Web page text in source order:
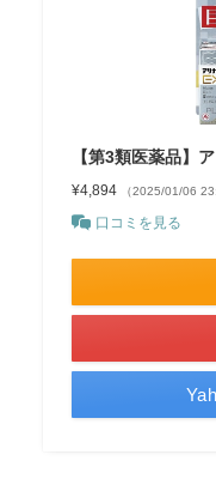
【第3類医薬品】
¥4,894 （2025/01/06
口コミを見る